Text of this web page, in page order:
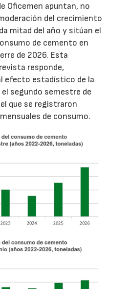
Oficemen apuntan, no
del crecimiento
mitad del año y sitúan el
de cemento en
de 2026. Esta
responde,
efecto estadístico de la
segundo semestre de
que se registraron
de consumo.